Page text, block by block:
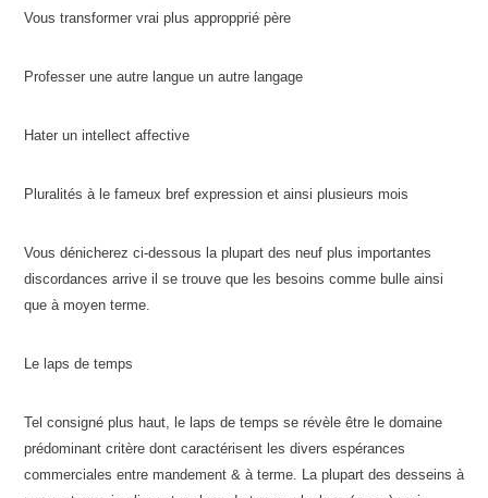
Vous transformer vrai plus appropprié père
Professer une autre langue un autre langage
Hater un intellect affective
Pluralités à le fameux bref expression et ainsi plusieurs mois
Vous dénicherez ci-dessous la plupart des neuf plus importantes
discordances arrive il se trouve que les besoins comme bulle ainsi
que à moyen terme.
Le laps de temps
Tel consigné plus haut, le laps de temps se révèle être le domaine
prédominant critère dont caractérisent les divers espérances
commerciales entre mandement & à terme. La plupart des desseins à